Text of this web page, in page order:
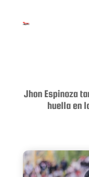
Jhon Espinoza
huella en